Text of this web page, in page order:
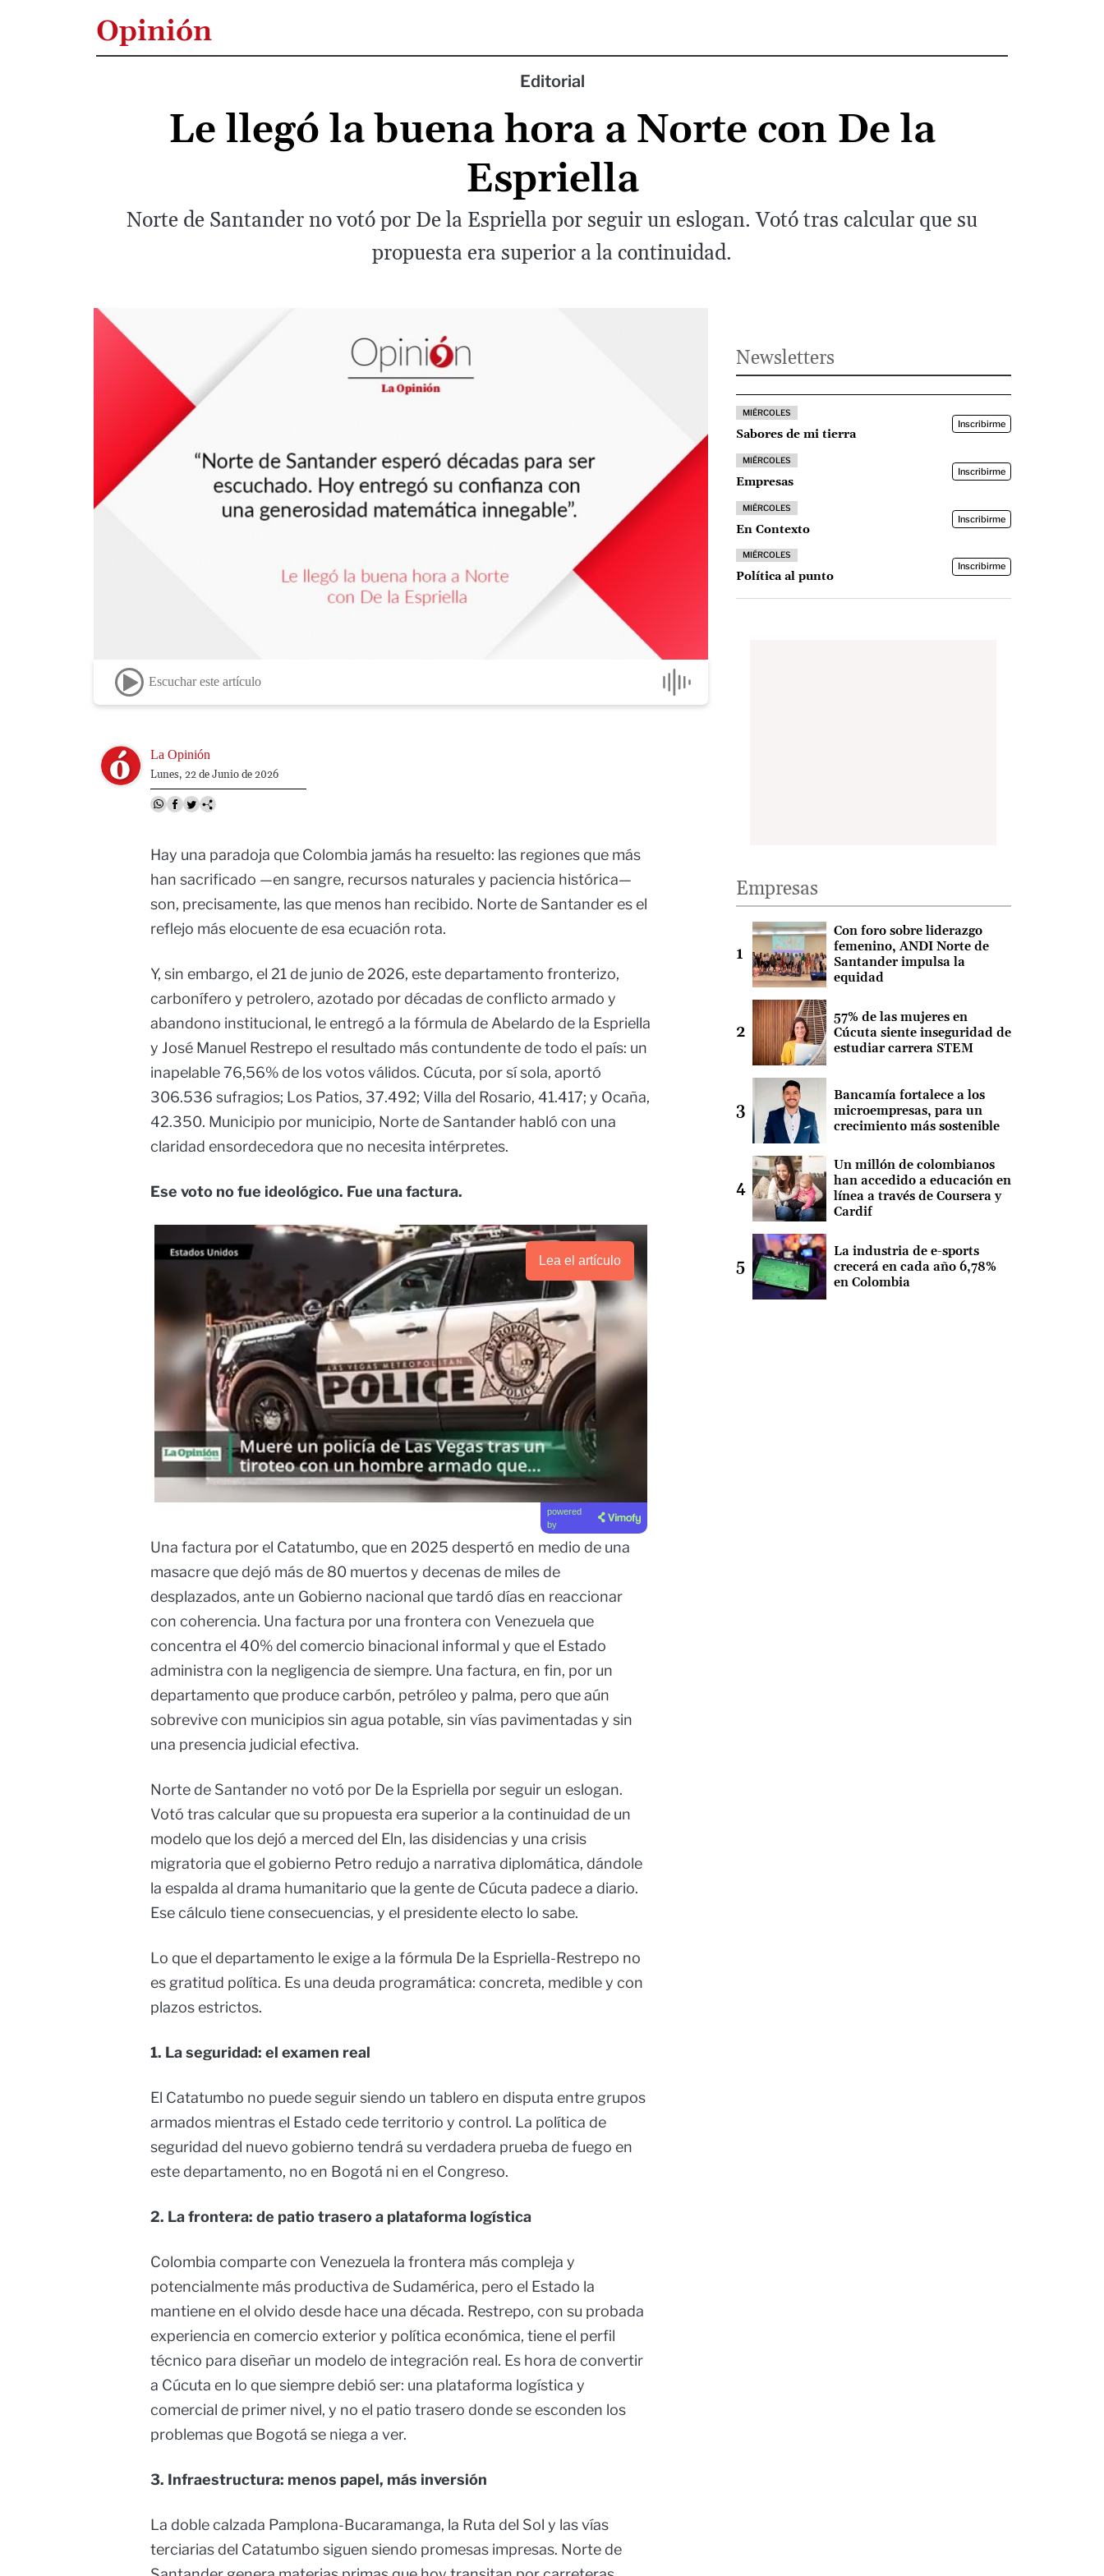
Opinión
Editorial
Le llegó la buena hora a Norte con De la
Espriella
Norte de Santander no votó por De la Espriella por seguir un eslogan. Votó tras calcular que su
propuesta era superior a la continuidad.
Escuchar este artículo
Image La Opinión
Lunes, 22 de Junio de 2026
Hay una paradoja que Colombia jamás ha resuelto: las regiones que más
han sacrificado —en sangre, recursos naturales y paciencia histórica—
son, precisamente, las que menos han recibido. Norte de Santander es el
reflejo más elocuente de esa ecuación rota.
Y, sin embargo, el 21 de junio de 2026, este departamento fronterizo,
carbonífero y petrolero, azotado por décadas de conflicto armado y
abandono institucional, le entregó a la fórmula de Abelardo de la Espriella
y José Manuel Restrepo el resultado más contundente de todo el país: un
inapelable 76,56% de los votos válidos. Cúcuta, por sí sola, aportó
306.536 sufragios; Los Patios, 37.492; Villa del Rosario, 41.417; y Ocaña,
42.350. Municipio por municipio, Norte de Santander habló con una
claridad ensordecedora que no necesita intérpretes.
Ese voto no fue ideológico. Fue una factura.
Lea el artículo
powered
by
Una factura por el Catatumbo, que en 2025 despertó en medio de una
masacre que dejó más de 80 muertos y decenas de miles de
desplazados, ante un Gobierno nacional que tardó días en reaccionar
con coherencia. Una factura por una frontera con Venezuela que
concentra el 40% del comercio binacional informal y que el Estado
administra con la negligencia de siempre. Una factura, en fin, por un
departamento que produce carbón, petróleo y palma, pero que aún
sobrevive con municipios sin agua potable, sin vías pavimentadas y sin
una presencia judicial efectiva.
Norte de Santander no votó por De la Espriella por seguir un eslogan.
Votó tras calcular que su propuesta era superior a la continuidad de un
modelo que los dejó a merced del Eln, las disidencias y una crisis
migratoria que el gobierno Petro redujo a narrativa diplomática, dándole
la espalda al drama humanitario que la gente de Cúcuta padece a diario.
Ese cálculo tiene consecuencias, y el presidente electo lo sabe.
Lo que el departamento le exige a la fórmula De la Espriella-Restrepo no
es gratitud política. Es una deuda programática: concreta, medible y con
plazos estrictos.
1. La seguridad: el examen real
El Catatumbo no puede seguir siendo un tablero en disputa entre grupos
armados mientras el Estado cede territorio y control. La política de
seguridad del nuevo gobierno tendrá su verdadera prueba de fuego en
este departamento, no en Bogotá ni en el Congreso.
2. La frontera: de patio trasero a plataforma logística
Colombia comparte con Venezuela la frontera más compleja y
potencialmente más productiva de Sudamérica, pero el Estado la
mantiene en el olvido desde hace una década. Restrepo, con su probada
experiencia en comercio exterior y política económica, tiene el perfil
técnico para diseñar un modelo de integración real. Es hora de convertir
a Cúcuta en lo que siempre debió ser: una plataforma logística y
comercial de primer nivel, y no el patio trasero donde se esconden los
problemas que Bogotá se niega a ver.
3. Infraestructura: menos papel, más inversión
La doble calzada Pamplona-Bucaramanga, la Ruta del Sol y las vías
terciarias del Catatumbo siguen siendo promesas impresas. Norte de
Newsletters
MIÉRCOLES
Sabores de mi tierra
Inscribirme
MIÉRCOLES
Empresas
Inscribirme
MIÉRCOLES
En Contexto
Inscribirme
MIÉRCOLES
Política al punto
Inscribirme
Empresas
Con foro sobre liderazgo
femenino, ANDI Norte de
Santander impulsa la
equidad
57% de las mujeres en
Cúcuta siente inseguridad de
estudiar carrera STEM
Bancamía fortalece a los
microempresas, para un
crecimiento más sostenible
Un millón de colombianos
han accedido a educación en
línea a través de Coursera y
Cardif
La industria de e-sports
crecerá en cada año 6,78%
en Colombia